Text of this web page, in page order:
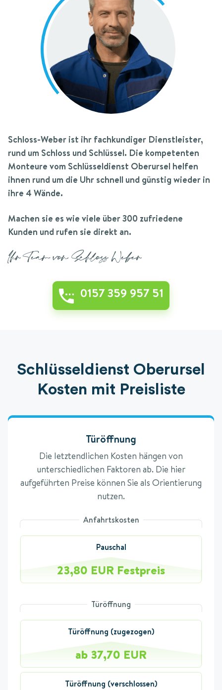
Schloss-Weber ist ihr fachkundiger Dienstleister,
rund um Schloss und Schlüssel. Die kompetenten
Monteure vom Schlüsseldienst Oberursel helfen
ihnen rund um die Uhr schnell und günstig wieder in
ihre 4 Wände.
Machen sie es wie viele über 300 zufriedene
Kunden und rufen sie direkt an.
Ihr Team von Schloss Weber
0157 359 957 51
Schlüsseldienst Oberursel
Kosten mit Preisliste
Türöffnung
Die letztendlichen Kosten hängen von
unterschiedlichen Faktoren ab. Die hier
aufgeführten Preise können Sie als Orientierung
nutzen.
Anfahrtskosten
Pauschal
23,80 EUR Festpreis
Türöffnung
Türöffnung (zugezogen)
ab 37,70 EUR
Türöffnung (verschlossen)